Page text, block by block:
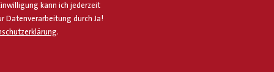
kann ich jederzeit
Datenverarbeitung durch Ja!
.